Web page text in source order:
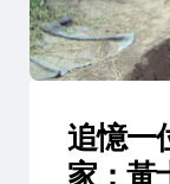
追憶一
家：黃